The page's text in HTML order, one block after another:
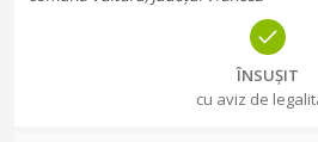
ÎNSUȘIT
cu aviz de